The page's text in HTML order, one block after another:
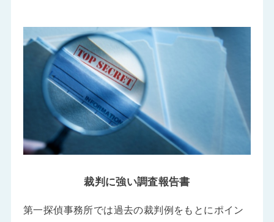
裁判に強い調査報告書
第一探偵事務所では過去の裁判例をもとにポイン